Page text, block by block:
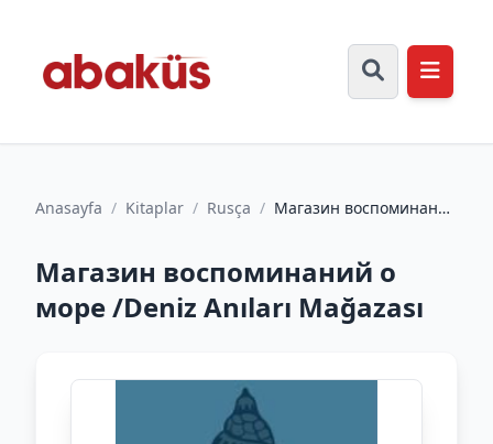
Anasayfa / Kitaplar / Rusça / Магазин воспоминаний
Магазин воспоминаний о
море /Deniz Anıları Mağazası